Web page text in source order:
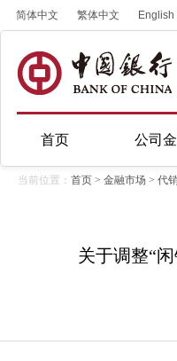
简体中文 繁体中文 English
首页 公司
当前位置： 首页 > 金融市场 > 代
关于调整“